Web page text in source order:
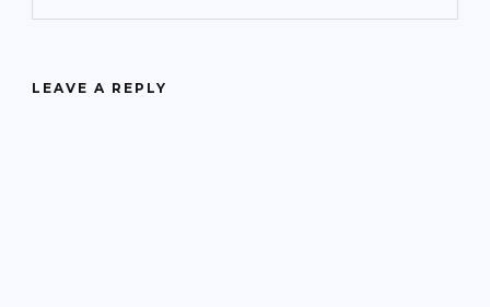
LEAVE A REPLY